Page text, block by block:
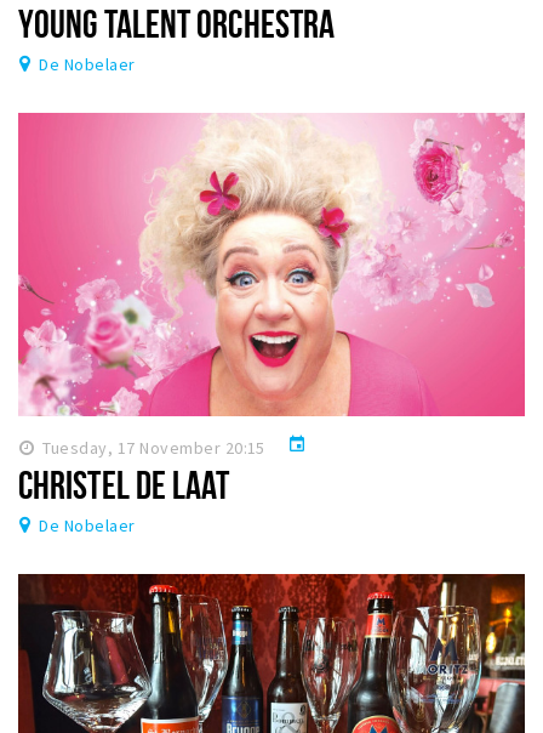
YOUNG TALENT ORCHESTRA
De Nobelaer
Tuesday, 17 November 20:15 event
CHRISTEL DE LAAT
De Nobelaer